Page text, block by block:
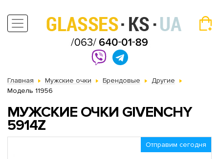
Главная Мужские очки Брендовые
Другие
Модель 11956
МУЖСКИЕ ОЧКИ GIVENCHY
5914Z
Отправим сегодня